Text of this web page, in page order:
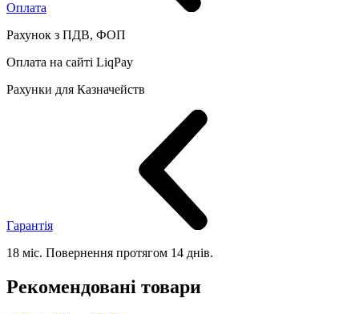
Оплата
Рахунок з ПДВ, ФОП
Оплата на сайті LiqPay
Рахунки для Казначейств
Гарантія
18 міс. Повернення протягом 14 днів.
Рекомендовані товари